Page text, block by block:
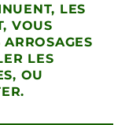
LES
VOUS
LES
OU